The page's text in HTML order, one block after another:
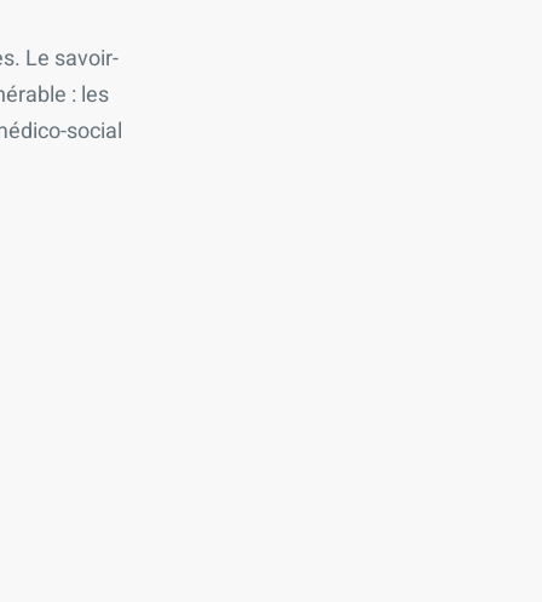
Le savoir-
: les
social